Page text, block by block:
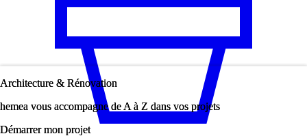
Architecture & Rénovation
hemea vous accompagne de A à Z dans vos projets
Démarrer mon projet
Architecture & Rénovation
hemea vous accompagne de A à Z dans vos projets
Démarrer mon projet